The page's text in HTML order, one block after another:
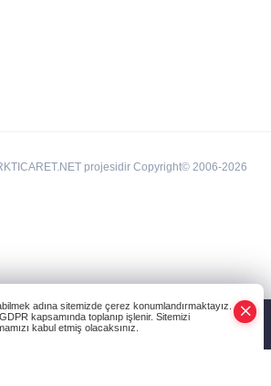
projesidir Copyright© 2006-2026
adına sitemizde çerez konumlandırmaktayız.
kapsamında toplanıp işlenir. Sitemizi
kabul etmiş olacaksınız.